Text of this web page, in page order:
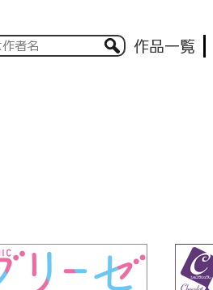
作品一覧